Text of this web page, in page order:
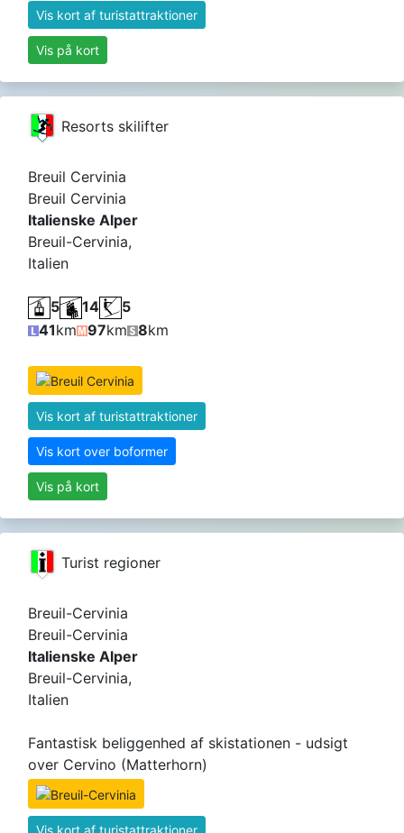
Vis kort af turistattraktioner
Vis på kort
Resorts skilifter
Breuil Cervinia
Breuil Cervinia
Italienske Alper
Breuil-Cervinia,
Italien
5 14
5
41km 97km 8km
Vis kort af turistattraktioner
Vis kort over boformer
Vis på kort
Turist regioner
Breuil-Cervinia
Breuil-Cervinia
Italienske Alper
Breuil-Cervinia,
Italien
Fantastisk beliggenhed af skistationen - udsigt
over Cervino (Matterhorn)